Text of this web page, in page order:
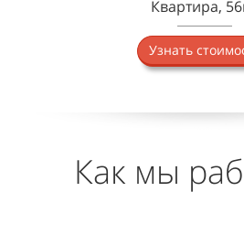
Квартира,
Узнать
Как мы